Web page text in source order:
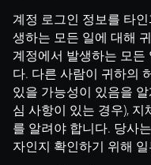
계정 로그인 정보를 타
생하는 모든 일에 대해
계정에서 발생하는 모든
다. 다른 사람이 귀하의
있을 가능성이 있음을
심 사항이 있는 경우),
를 알려야 합니다. 당사
자인지 확인하기 위해